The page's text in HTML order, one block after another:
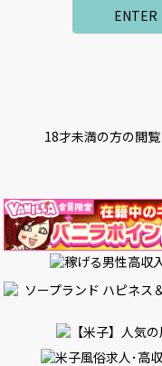
ENTER
18才未満の方の閲